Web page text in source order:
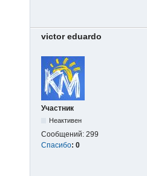
victor eduardo
Участник
Неактивен
Сообщений: 299
Спасибо: 0